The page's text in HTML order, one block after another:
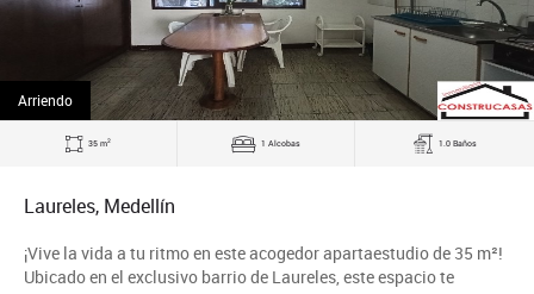
Arriendo
35 m2 1 Alcobas 1.0 Baños
Laureles, Medellín
¡Vive la vida a tu ritmo en este acogedor apartaestudio de 35 m²!
Ubicado en el exclusivo barrio de Laureles, este espacio te